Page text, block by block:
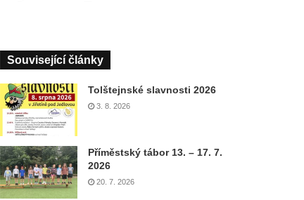
Související články
Tolštejnské slavnosti 2026
3. 8. 2026
Příměstský tábor 13. – 17. 7.
2026
20. 7. 2026